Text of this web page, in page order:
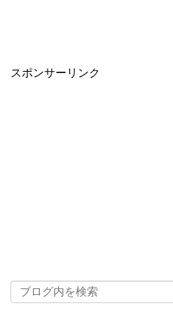
スポンサーリンク